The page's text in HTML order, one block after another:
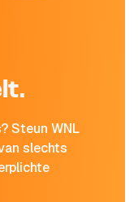
Steun WNL
slechts